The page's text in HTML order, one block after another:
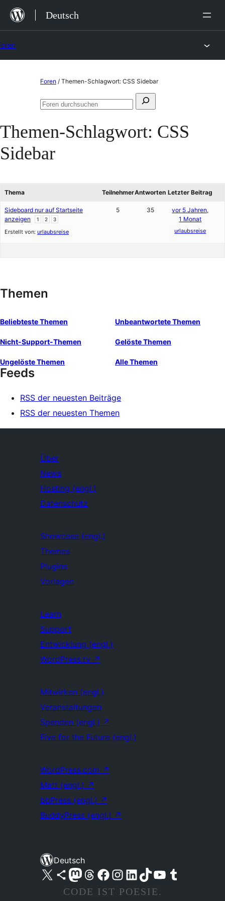
Zum
Inhalt
Deutsch
Foren / Themen-Schlagwort: CSS Sidebar
Suchen
Foren
Themen-Schlagwort: CSS
Sidebar
Thema TeilnehmerAntworten Letzter Beitrag
Sideboard nur auf Startseite
anzeigen
1 2 3
Erstellt von: urlaubsreise
5 35
vor 5 Jahren,
1 Monat
urlaubsreise
Themen
Beliebteste Themen Unbeantwortete Themen
Nicht-Support-Themen Gelöste Themen
Ungelöste Themen Alle Themen
Feeds
RSS der neuesten Beiträge
RSS der neuesten Themen
Über
News
Hosting (engl.)
Datenschutz
Showcase (engl.)
Themes
Plugins
Vorlagen
Learn
Support
Entwicklung (engl.)
WordPress.tv ↗
Mitwirken (engl.)
Veranstaltungen
Spenden (engl.) ↗
Five for the Future (engl.)
WordPress.com ↗
Matt (engl.) ↗
bbPress (engl.) ↗
BuddyPress (engl.) ↗
Deutsch
Unser X-Konto (früher Twitter) besuchen
Unser Bluesky-Konto besuchen
Unser Mastodon-Konto besuchen
Unser Threads-Konto besuchen
Unsere Facebook-Seite besuchen
Unser Instagram-Konto besuchen
Unser LinkedIn-Konto besuchen
Unser TikTok-Konto besuchen
Unseren YouTube-Kanal besuchen
Unser Tumblr-Konto besuchen
CODE IST POESIE.